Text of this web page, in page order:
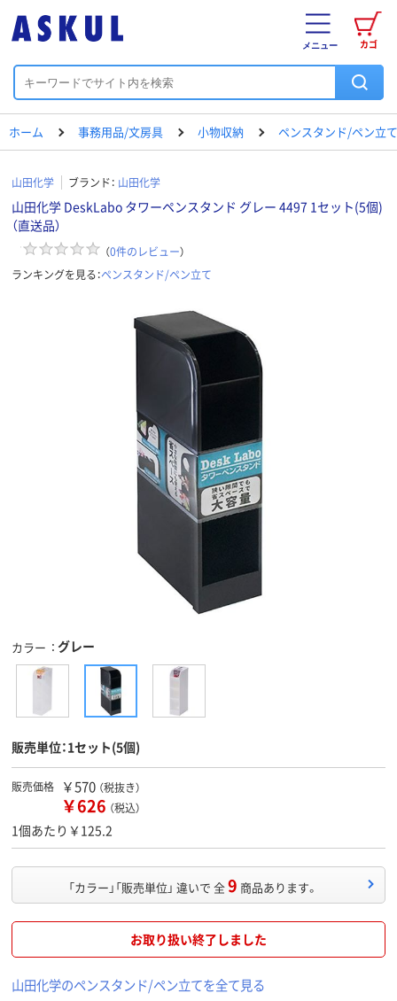
カゴ
メニュー
ホーム 事務用品/文房具 小物収納 ペンスタンド/ペン立て
山田化学 ブランド： 山田化学
山田化学 DeskLabo タワーペンスタンド グレー 4497 1セット(5個)
（直送品）
（0件のレビュー）
ランキングを見る：ペンスタンド/ペン立て
カラー グレー
販売単位：1セット(5個)
販売価格 ￥570 （税抜き）
￥626 （税込）
1個あたり￥125.2
「カラー」「販売単位」 違いで 全9 商品あります。
お取り扱い終了しました
山田化学のペンスタンド/ペン立てを全て見る